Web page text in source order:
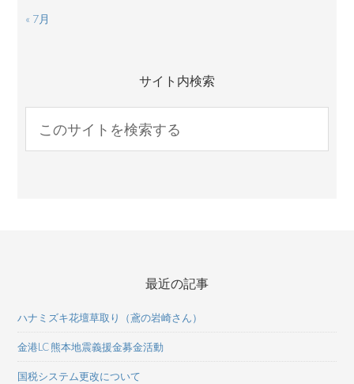
« 7月
サイト内検索
最近の記事
ハナミズキ花壇草取り（鳶の岩崎さん）
金港LC 熊本地震義援金募金活動
国税システム更改について